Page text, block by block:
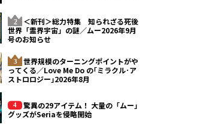
＜新刊＞総力特集 知られざる死後
世界「霊界宇宙」の謎／ムー2026年9月
号のお知らせ
世界規模のターニングポイントがや
ってくる／Love Me Do の｢ミラクル･ア
ストロロジー｣2026年8月
驚異の29アイテム！ 大量の「ムー」
グッズがSeriaを侵略開始